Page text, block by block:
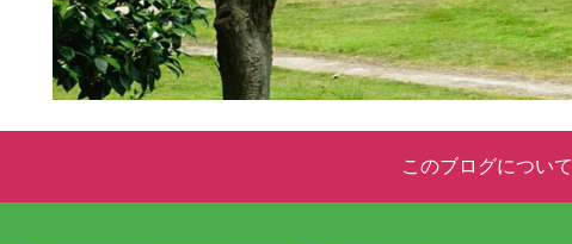
このブログについて